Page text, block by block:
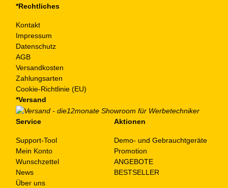
*Rechtliches
Kontakt
Impressum
Datenschutz
AGB
Versandkosten
Zahlungsarten
Cookie-Richtlinie (EU)
*Versand
Service
Support-Tool
Mein Konto
Wunschzettel
News
Über uns
Aktionen
Demo- und Gebrauchtgeräte
Promotion
ANGEBOTE
BESTSELLER